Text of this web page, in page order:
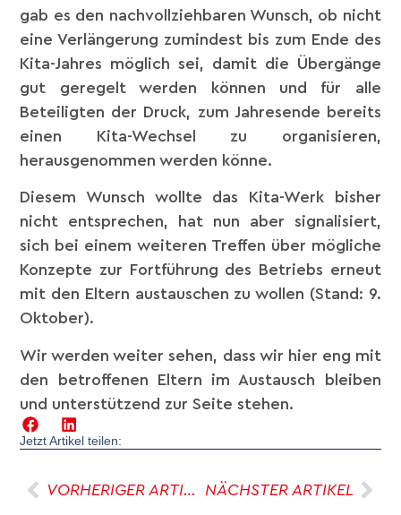
gab es den nachvollziehbaren Wunsch, ob nicht
eine Verlängerung zumindest bis zum Ende des
Kita-Jahres möglich sei, damit die Übergänge
gut geregelt werden können und für alle
Beteiligten der Druck, zum Jahresende bereits
einen Kita-Wechsel zu organisieren,
herausgenommen werden könne.
Diesem Wunsch wollte das Kita-Werk bisher
nicht entsprechen, hat nun aber signalisiert,
sich bei einem weiteren Treffen über mögliche
Konzepte zur Fortführung des Betriebs erneut
mit den Eltern austauschen zu wollen (Stand: 9.
Oktober).
Wir werden weiter sehen, dass wir hier eng mit
den betroffenen Eltern im Austausch bleiben
und unterstützend zur Seite stehen.
Jetzt Artikel teilen:
VORHERIGER ARTIKEL NÄCHSTER ARTIKEL